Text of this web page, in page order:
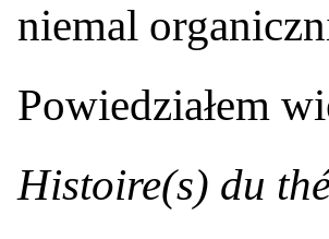
niemal
Powiedziałem
Histoire(s) du